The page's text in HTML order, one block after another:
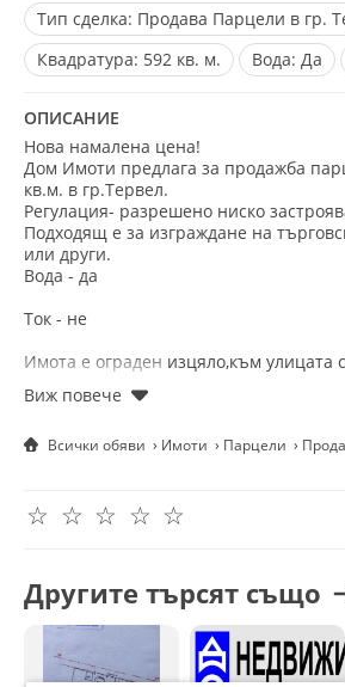
Тип сделка: Продава Парцели в гр.
Квадратура: 592 кв. м. Вода: Да
ОПИСАНИЕ
Нова намалена цена!
Дом Имоти предлага за продажба
кв.м. в гр.Тервел.
Регулация- разрешено ниско
Подходящ е за изграждане на
или други.
Вода - да
Ток - не
Имота е ограден изцяло,към улицата
Всички обяви Имоти Парцели
☆
☆
☆
☆
☆
Другите търсят също